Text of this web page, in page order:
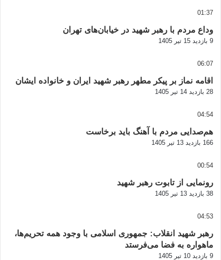
01:37
وداع مردم با رهبر شهید در خیابان‌های تهران
9 بازدید 15 تیر 1405
06:07
اقامه نماز بر پیکر مطهر رهبر شهید ایران و خانواده ایشان
28 بازدید 14 تیر 1405
04:54
هم‌صدایی مردم با آهنگ باید برخاست
166 بازدید 13 تیر 1405
00:54
رونمایی از تابوت رهبر شهید
38 بازدید 13 تیر 1405
04:53
رهبر شهید انقلاب: جمهوری اسلامی با وجود همه تحریم‌ها،
ماهواره به فضا می‌فرستد
9 بازدید 10 تیر 1405